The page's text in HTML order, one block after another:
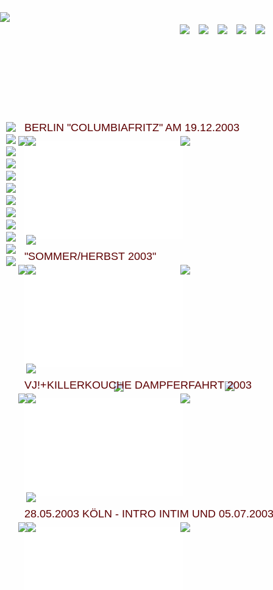
BERLIN "COLUMBIAFRITZ" AM 19.12.2003
"SOMMER/HERBST 2003"
VJ!+KILLERKOUCHE DAMPFERFAHRT 2003
28.05.2003 KÖLN - INTRO INTIM UND